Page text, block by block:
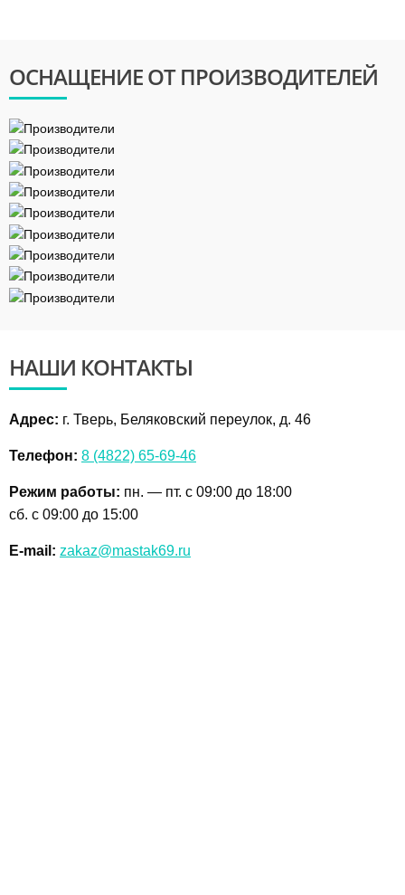
ОСНАЩЕНИЕОТ ПРОИЗВОДИТЕЛЕЙ
НАШИ КОНТАКТЫ
Адрес: г. Тверь, Беляковский переулок, д. 46
Телефон: 8 (4822) 65-69-46
Режим работы: пн. — пт. с 09:00 до 18:00
сб. с 09:00 до 15:00
E-mail: zakaz@mastak69.ru